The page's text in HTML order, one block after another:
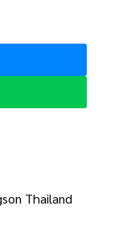
Thailand